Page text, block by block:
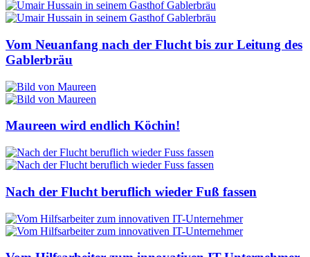
Vom Neuanfang nach der Flucht bis zur Leitung des
Gablerbräu
Maureen wird endlich Köchin!
Nach der Flucht beruflich wieder Fuß fassen